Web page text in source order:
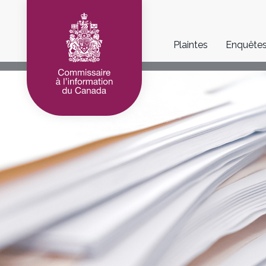
Main
navigation
Plaintes Enquêtes